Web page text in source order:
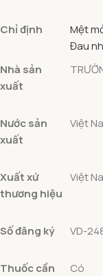
Chỉ định Mệt
Đau
Nhà sản
xuất
Nước sản
xuất
Việt
Xuất xứ
thương hiệu
Việt
Số đăng ký VD-
Thuốc cần
Có